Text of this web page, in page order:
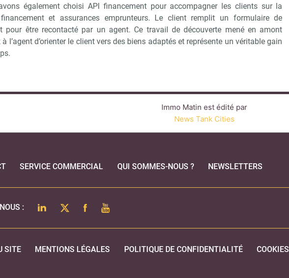
également choisi API financement pour accompagner les clients sur la
et assurances emprunteurs. Le client remplit un formulaire de
pour être recontacté par un agent. Ce travail de découverte mené en amont
à l’agent d’orienter le client vers des biens adaptés et représente un véritable gain
Immo Matin est édité par
News Tank Cities
SERVICE COMMERCIAL QUI SOMMES-NOUS ? NEWSLETTERS
: LINKEDINTWITTERFACEBOOK
YOUTUBE
SITE MENTIONS LÉGALES POLITIQUE DE CONFIDENTIALITÉ COOKIES